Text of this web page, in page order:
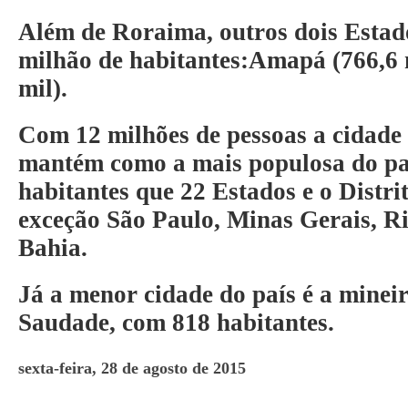
Além de Roraima, outros dois
milhão de habitantes:Amapá
mil).
Com 12 milhões de pessoas a
mantém como a mais populosa do
habitantes que 22 Estados e o
exceção São Paulo, Minas Gerais,
Bahia.
Já a menor cidade do país é a
Saudade, com 818 habitantes.
sexta-feira, 28 de agosto de 2015